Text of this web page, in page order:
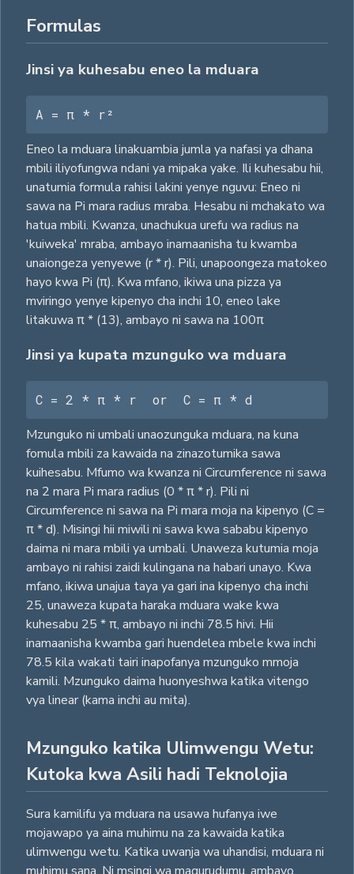
Formulas
Jinsi ya kuhesabu eneo la mduara
A = π * r²
Eneo la mduara linakuambia jumla ya nafasi ya dhana
mbili iliyofungwa ndani ya mipaka yake. Ili kuhesabu hii,
unatumia formula rahisi lakini yenye nguvu: Eneo ni
sawa na Pi mara radius mraba. Hesabu ni mchakato wa
hatua mbili. Kwanza, unachukua urefu wa radius na
'kuiweka' mraba, ambayo inamaanisha tu kwamba
unaiongeza yenyewe (r * r). Pili, unapoongeza matokeo
hayo kwa Pi (π). Kwa mfano, ikiwa una pizza ya
mviringo yenye kipenyo cha inchi 10, eneo lake
litakuwa π * (13), ambayo ni sawa na 100π
Jinsi ya kupata mzunguko wa mduara
C = 2 * π * r  or  C = π * d
Mzunguko ni umbali unaozunguka mduara, na kuna
fomula mbili za kawaida na zinazotumika sawa
kuihesabu. Mfumo wa kwanza ni Circumference ni sawa
na 2 mara Pi mara radius (0 * π * r). Pili ni
Circumference ni sawa na Pi mara moja na kipenyo (C =
π * d). Misingi hii miwili ni sawa kwa sababu kipenyo
daima ni mara mbili ya umbali. Unaweza kutumia moja
ambayo ni rahisi zaidi kulingana na habari unayo. Kwa
mfano, ikiwa unajua taya ya gari ina kipenyo cha inchi
25, unaweza kupata haraka mduara wake kwa
kuhesabu 25 * π, ambayo ni inchi 78.5 hivi. Hii
inamaanisha kwamba gari huendelea mbele kwa inchi
78.5 kila wakati tairi inapofanya mzunguko mmoja
kamili. Mzunguko daima huonyeshwa katika vitengo
vya linear (kama inchi au mita).
Mzunguko katika Ulimwengu Wetu:
Kutoka kwa Asili hadi Teknolojia
Sura kamilifu ya mduara na usawa hufanya iwe
mojawapo ya aina muhimu na za kawaida katika
ulimwengu wetu. Katika uwanja wa uhandisi, mduara ni